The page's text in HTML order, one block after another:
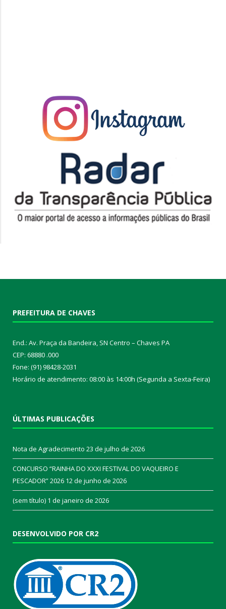
PREFEITURA DE CHAVES
End.: Av. Praça da Bandeira, SN Centro – Chaves PA
CEP: 68880 .000
Fone: (91) 98428-2031
Horário de atendimento: 08:00 às 14:00h (Segunda a Sexta-Feira)
ÚLTIMAS PUBLICAÇÕES
Nota de Agradecimento 23 de julho de 2026
CONCURSO “RAINHA DO XXXI FESTIVAL DO VAQUEIRO E
PESCADOR” 2026 12 de junho de 2026
(sem título) 1 de janeiro de 2026
DESENVOLVIDO POR CR2